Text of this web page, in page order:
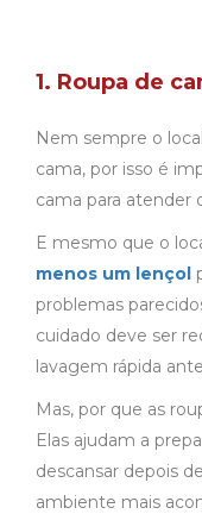
1. Roupa de
Nem sempre o
cama, por isso é
cama para atender
E mesmo que o
menos um lençol
problemas
cuidado deve ser
lavagem rápida
Mas, por que as
Elas ajudam a
descansar depois
ambiente mais